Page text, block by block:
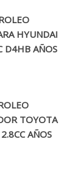
actual
es:
$519.990.
HYUNDAI
D4HB AÑOS
TOYOTA
AÑOS